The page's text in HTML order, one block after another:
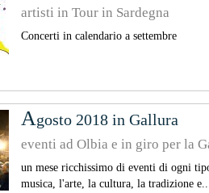
artisti in Tour in Sardegna
Concerti in calendario a settembre
Agosto 2018 in Gallura
eventi ad Olbia e in giro per la
un mese ricchissimo di eventi di ogni
musica, l'arte, la cultura, la tradizione